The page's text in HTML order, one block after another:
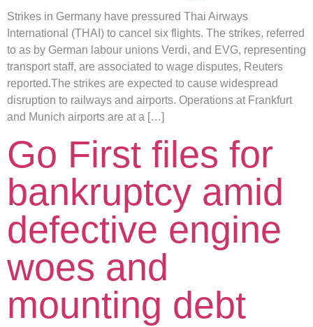
Strikes in Germany have pressured Thai Airways
International (THAI) to cancel six flights. The strikes, referred
to as by German labour unions Verdi, and EVG, representing
transport staff, are associated to wage disputes, Reuters
reported.The strikes are expected to cause widespread
disruption to railways and airports. Operations at Frankfurt
and Munich airports are at a […]
Go First files for
bankruptcy amid
defective engine
woes and
mounting debt